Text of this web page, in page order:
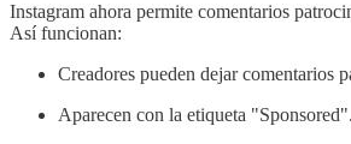
Instagram ahora permite comentarios
Así funcionan:
Creadores pueden dejar comentarios
Aparecen con la etiqueta "Sponsored".